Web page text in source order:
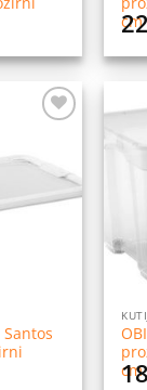
cm
listu
želja
cm